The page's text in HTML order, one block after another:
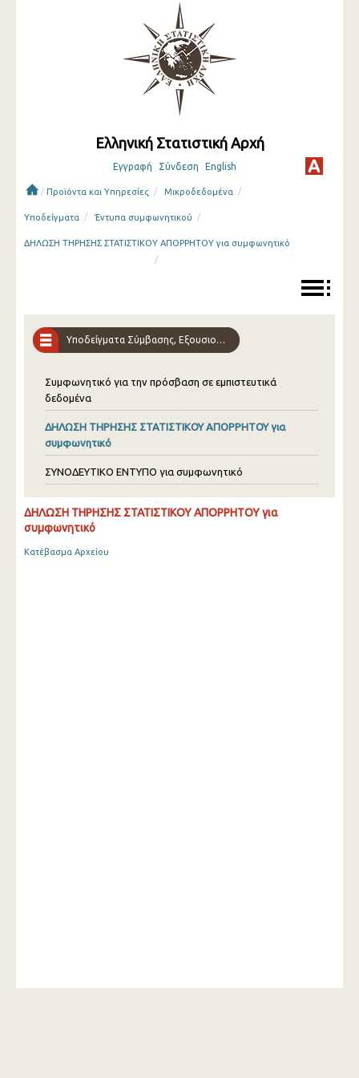
Ελληνική Στατιστική Αρχή
Εγγραφή Σύνδεση English
/ Προϊόντα και Υπηρεσίες / Μικροδεδομένα /
Υποδείγματα / Έντυπα συμφωνητικού /
ΔΗΛΩΣΗ ΤΗΡΗΣΗΣ ΣΤΑΤΙΣΤΙΚΟΥ ΑΠΟΡΡΗΤΟΥ για συμφωνητικό
/
Υποδείγματα Σύμβασης, Εξουσιοδότησης, Δήλωσης Τήρησης Στατιστικού Απόρρητου
Συμφωνητικό για την πρόσβαση σε εμπιστευτικά
δεδομένα
ΔΗΛΩΣΗ ΤΗΡΗΣΗΣ ΣΤΑΤΙΣΤΙΚΟΥ ΑΠΟΡΡΗΤΟΥ για
συμφωνητικό
ΣΥΝΟΔΕΥΤΙΚΟ ΕΝΤΥΠΟ για συμφωνητικό
ΔΗΛΩΣΗ ΤΗΡΗΣΗΣ ΣΤΑΤΙΣΤΙΚΟΥ ΑΠΟΡΡΗΤΟΥ για
συμφωνητικό
Κατέβασμα Αρχείου